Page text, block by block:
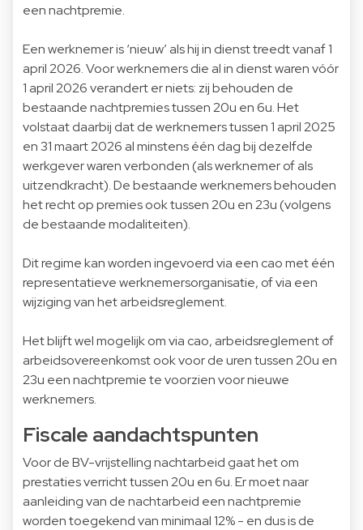
een nachtpremie.
Een werknemer is ‘nieuw’ als hij in dienst treedt vanaf 1
april 2026. Voor werknemers die al in dienst waren vóór
1 april 2026 verandert er niets: zij behouden de
bestaande nachtpremies tussen 20u en 6u. Het
volstaat daarbij dat de werknemers tussen 1 april 2025
en 31 maart 2026 al minstens één dag bij dezelfde
werkgever waren verbonden (als werknemer of als
uitzendkracht). De bestaande werknemers behouden
het recht op premies ook tussen 20u en 23u (volgens
de bestaande modaliteiten).
Dit regime kan worden ingevoerd via een cao met één
representatieve werknemersorganisatie, of via een
wijziging van het arbeidsreglement.
Het blijft wel mogelijk om via cao, arbeidsreglement of
arbeidsovereenkomst ook voor de uren tussen 20u en
23u een nachtpremie te voorzien voor nieuwe
werknemers.
Fiscale aandachtspunten
Voor de BV-vrijstelling nachtarbeid gaat het om
prestaties verricht tussen 20u en 6u. Er moet naar
aanleiding van de nachtarbeid een nachtpremie
worden toegekend van minimaal 12% - en dus is de